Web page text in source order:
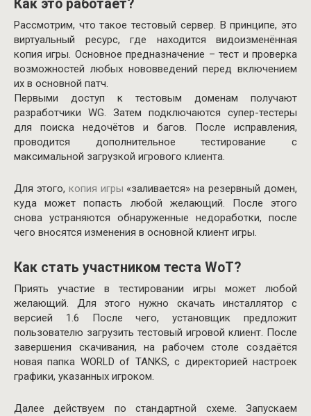
Как это работает?
Рассмотрим, что такое тестовый сервер. В принципе, это
виртуальный ресурс, где находится видоизменённая
копия игры. Основное предназначение – тест и проверка
возможностей любых нововведений перед включением
их в основной патч.
Первыми доступ к тестовым доменам получают
разработчики WG. Затем подключаются супер-тестеры
для поиска недочётов и багов. После исправления,
проводится дополнительное тестирование с
максимальной загрузкой игрового клиента.
Для этого, копия игры «заливается» на резервный домен,
куда может попасть любой желающий. После этого
снова устраняются обнаруженные недоработки, после
чего вносятся изменения в основной клиент игры.
Как стать участником теста WoT?
Приять участие в тестировании игры может любой
желающий. Для этого нужно скачать инсталлятор с
версией 1.6 После чего, установщик предложит
пользователю загрузить тестовый игровой клиент. После
завершения скачивания, на рабочем столе создаётся
новая папка WORLD of TANKS, с директорией настроек
графики, указанных игроком.
Далее действуем по стандартной схеме. Запускаем